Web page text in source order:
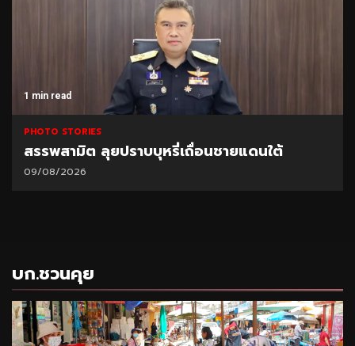
1 min read
PHOTO STORIES
สรรพสามิต ลุยปราบบุหรี่เถื่อนชายแดนใต้
09/08/2026
บก.ชวนคุย